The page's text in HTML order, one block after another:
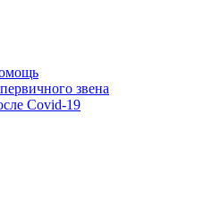
звена
Covid-19